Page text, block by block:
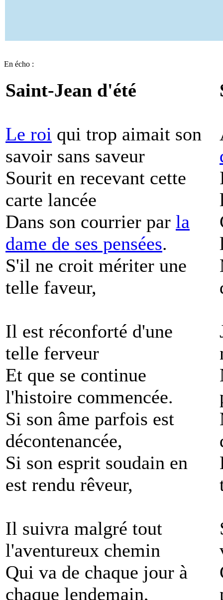
En écho :
Saint-Jean d'été
Le roi qui trop aimait son
savoir sans saveur
Sourit en recevant cette
carte lancée
Dans son courrier par la
dame de ses pensées.
S'il ne croit mériter une
telle faveur,
Il est réconforté d'une
telle ferveur
Et que se continue
l'histoire commencée.
Si son âme parfois est
décontenancée,
Si son esprit soudain en
est rendu rêveur,
Il suivra malgré tout
l'aventureux chemin
Qui va de chaque jour à
chaque lendemain,